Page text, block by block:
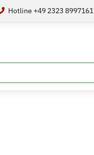
Hotline +49 2323 8997161